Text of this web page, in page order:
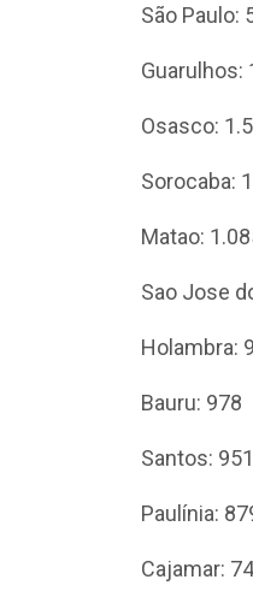
São Paulo:
Guarulhos:
Osasco:
Sorocaba:
Matao:
Sao Jose
Holambra:
Bauru: 978
Santos: 951
Paulínia:
Cajamar: